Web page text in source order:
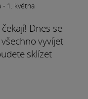
- 1. května
Dnes se
vyvíjet
sklízet